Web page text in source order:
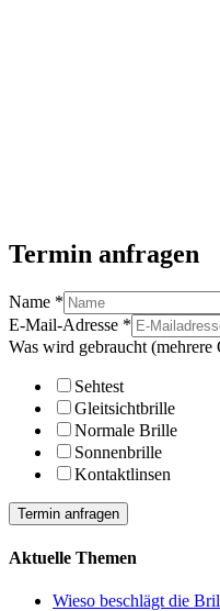
Termin anfragen
Name *
E-Mail-Adresse *
Was wird gebraucht
Sehtest
Gleitsichtbrille
Normale Brille
Sonnenbrille
Kontaktlinsen
Termin anfragen
Aktuelle Themen
Wieso beschlägt die